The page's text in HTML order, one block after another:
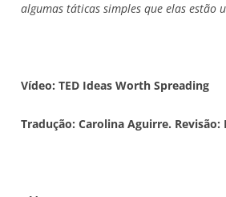
algumas táticas simples que elas
Vídeo: TED Ideas Worth Spreading
Tradução: Carolina Aguirre. Revisão: